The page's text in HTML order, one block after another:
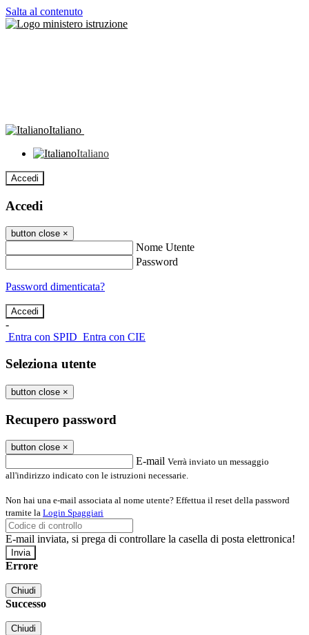
Salta al contenuto
Italiano
Italiano
Accedi
Accedi
button close ×
Nome Utente
Password
Password dimenticata?
-
Entra con SPID Entra con CIE
Seleziona utente
button close ×
Recupero password
button close ×
E-mail Verrà inviato un messaggio
all'indirizzo indicato con le istruzioni necessarie.
Non hai una e-mail associata al nome utente? Effettua il reset della password
tramite la Login Spaggiari
E-mail inviata, si prega di controllare la casella di posta elettronica!
Errore
Chiudi
Successo
Chiudi